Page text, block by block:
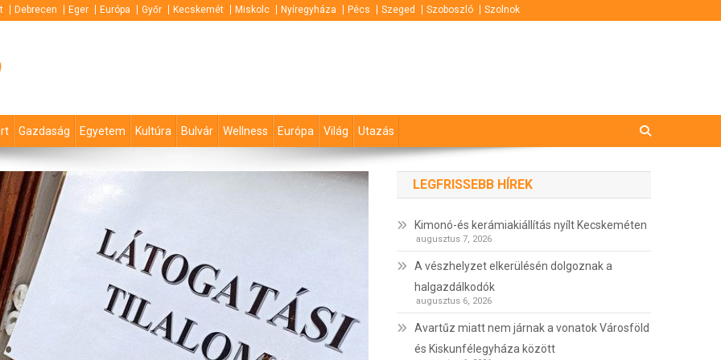
Debrecen Eger Európa Győr Kecskemét Miskolc Nyíregyháza Pécs Szeged Szoboszló Szolnok
Gazdaság Egyetem Kultúra Bulvár Wellness Európa Világ Utazás
LEGFRISSEBB HÍREK
Kimonó-és kerámiakiállítás nyílt Kecskeméten
augusztus 7, 2026
A vészhelyzet elkerülésén dolgoznak a
halgazdálkodók
augusztus 6, 2026
Avartűz miatt nem járnak a vonatok Városföld
és Kiskunfélegyháza között